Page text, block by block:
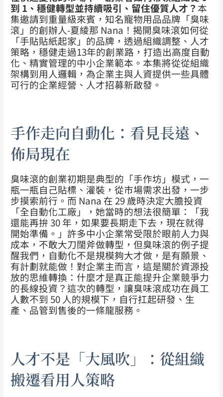
到 1、穩健轉型並持續吸引、留住優質人才？ 本
集邀請到重量級來賓，知名寵物用品品牌「臭味
滾」的創辦人-夏綾那 Nana！揭開臭味滾如何從
「手貼貼紙起家」的品牌，透過組織調整、人才
策略，穩健走過13年的創業路，打造出高度自動
化、精實管理的中小企業範本。本集將從從組織
架構到用人邏輯，為企業主與人資提供一些具體
可行的企業經營、人才招募新啟發。
手作走向自動化：看見長遠、
佈局現在
臭味滾的創業初期是典型的「手作坊」模式，一
瓶一瓶自己貼標、灌裝，從市場需求出發，一步
步摸索前行。而 Nana 在 29 歲時決定大膽投資
「全自動化工廠」，她當時的想法很簡單：「我
還能再拚 30 年，如果要長期走下去，現在就得
開始準備。」許多中小企業常受限於眼前人力與
成本，不敢大刀闊斧做轉型，但臭味滾的例子提
醒我們，自動化不是規模夠大才做，是有願景、
有計劃就能做！對企業主而言，這是關於資源投
放的思維轉換：什麼才是真正能提升企業競爭力
的長線投資？這次的轉型，讓臭味滾成功在員工
人數不到 50 人的規模下，自行扛起研發、生
產、品管到售後的一條龍服務。
人才不是「大風吹」：從組織
搬遷看用人策略